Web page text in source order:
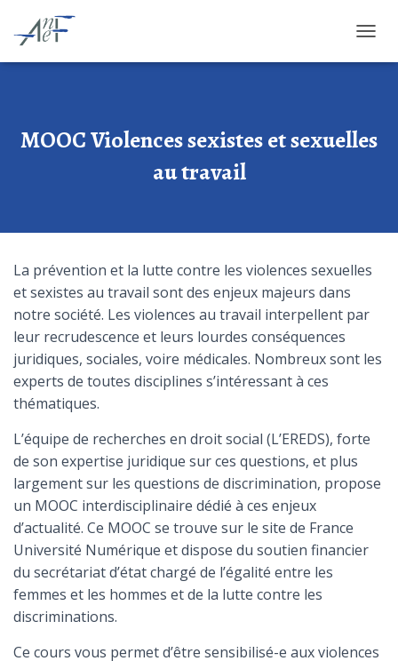
MOOC Violences sexistes et sexuelles
au travail
La prévention et la lutte contre les violences sexuelles
et sexistes au travail sont des enjeux majeurs dans
notre société. Les violences au travail interpellent par
leur recrudescence et leurs lourdes conséquences
juridiques, sociales, voire médicales. Nombreux sont les
experts de toutes disciplines s’intéressant à ces
thématiques.
L’équipe de recherches en droit social (L’EREDS), forte
de son expertise juridique sur ces questions, et plus
largement sur les questions de discrimination, propose
un MOOC interdisciplinaire dédié à ces enjeux
d’actualité. Ce MOOC se trouve sur le site de France
Université Numérique et dispose du soutien financier
du secrétariat d’état chargé de l’égalité entre les
femmes et les hommes et de la lutte contre les
discriminations.
Ce cours vous permet d’être sensibilisé-e aux violences